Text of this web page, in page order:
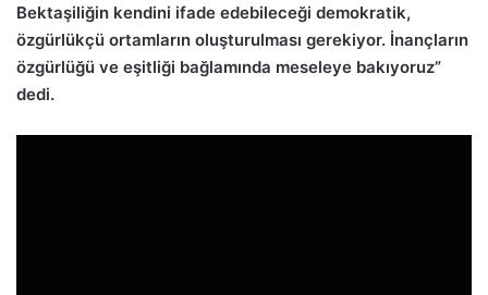
Bektaşiliğin kendini ifade edebileceği demokratik,
özgürlükçü ortamların oluşturulması gerekiyor. İnançların
özgürlüğü ve eşitliği bağlamında meseleye bakıyoruz”
dedi.